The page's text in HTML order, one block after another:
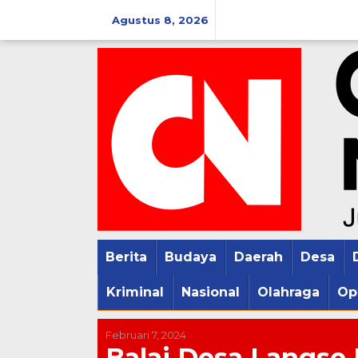
konten
Agustus 8, 2026
Berita Budaya Daerah Desa
Kriminal Nasional Olahraga
Februari 7, 2024